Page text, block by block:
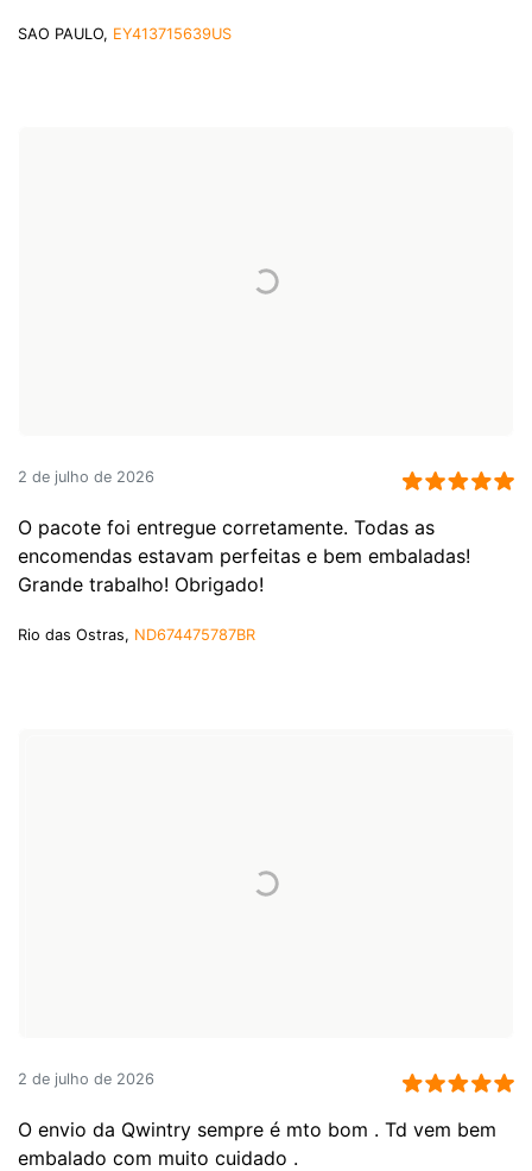
SAO PAULO, EY413715639US
2 de julho de 2026
O pacote foi entregue corretamente. Todas as
encomendas estavam perfeitas e bem embaladas!
Grande trabalho! Obrigado!
Rio das Ostras, ND674475787BR
2 de julho de 2026
O envio da Qwintry sempre é mto bom . Td vem bem
embalado com muito cuidado .